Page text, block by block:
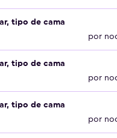
tipo de cama
por
tipo de cama
por
tipo de cama
por